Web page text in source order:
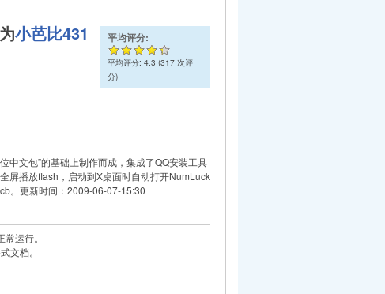
平均评分:
平均评分:4.3 (317 次评
分)
小芭比431
中文包”的基础上制作而成，集成了QQ安装工具
屏播放flash，启动到X桌面时自动打开NumLuck
。更新时间：2009-06-07-15:30
运行。
文档。